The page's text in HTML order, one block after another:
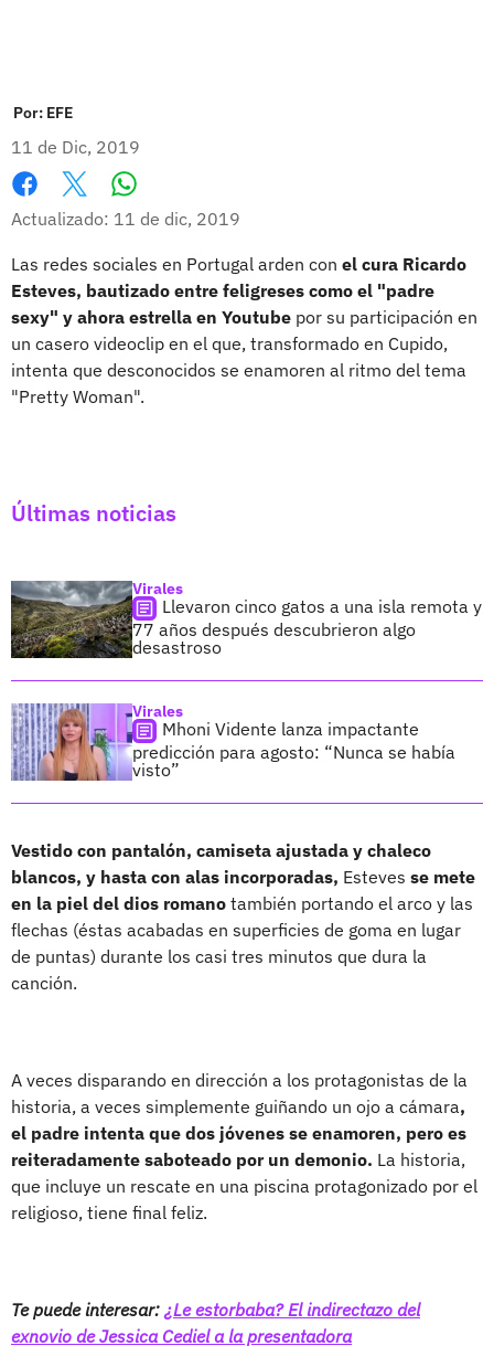
Por: EFE
11 de Dic, 2019
Facebook
X Whatsapp
Actualizado: 11 de dic, 2019
Las redes sociales en Portugal arden con el cura Ricardo
Esteves, bautizado entre feligreses como el "padre
sexy" y ahora estrella en Youtube por su participación en
un casero videoclip en el que, transformado en Cupido,
intenta que desconocidos se enamoren al ritmo del tema
"Pretty Woman".
Últimas noticias
Virales
Llevaron cinco gatos a una isla remota y
77 años después descubrieron algo
desastroso
Virales
Mhoni Vidente lanza impactante
predicción para agosto: “Nunca se había
visto”
Vestido con pantalón, camiseta ajustada y chaleco
blancos, y hasta con alas incorporadas, Esteves se mete
en la piel del dios romano también portando el arco y las
flechas (éstas acabadas en superficies de goma en lugar
de puntas) durante los casi tres minutos que dura la
canción.
A veces disparando en dirección a los protagonistas de la
historia, a veces simplemente guiñando un ojo a cámara,
el padre intenta que dos jóvenes se enamoren, pero es
reiteradamente saboteado por un demonio. La historia,
que incluye un rescate en una piscina protagonizado por el
religioso, tiene final feliz.
Te puede interesar: ¿Le estorbaba? El indirectazo del
exnovio de Jessica Cediel a la presentadora